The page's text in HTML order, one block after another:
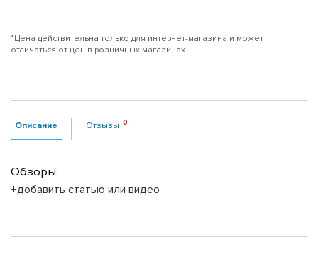
*Цена действительна только для интернет-магазина и может
отличаться от цен в розничных магазинах
Описание Отзывы
Обзоры:
+добавить статью или видео